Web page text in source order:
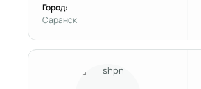
Город:
Саранск